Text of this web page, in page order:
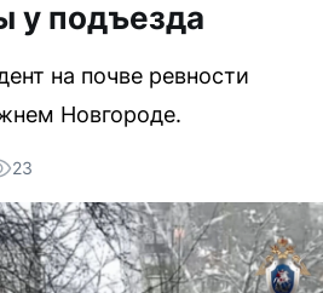
у подъезда
на почве ревности
Новгороде.
23